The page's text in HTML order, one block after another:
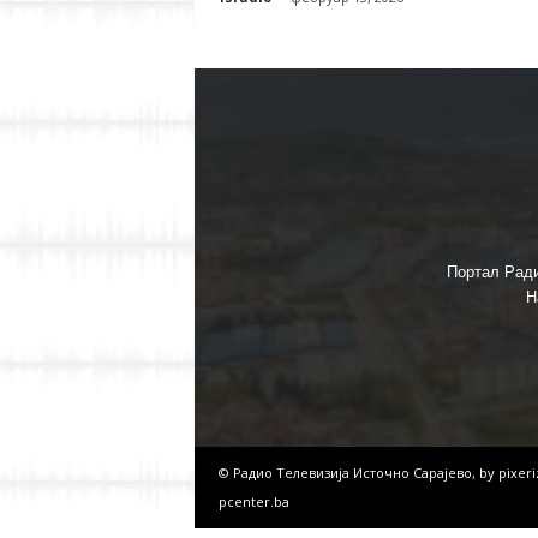
Портал
© Радио Телевизија Источно Сарајево, by
pcenter.ba